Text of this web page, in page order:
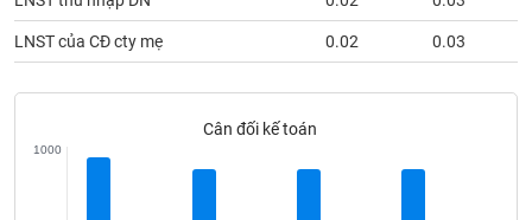
LNST của CĐ cty mẹ 0.02 0.03
Cân đối kế toán
1000
ngữ
(-)
Dịch